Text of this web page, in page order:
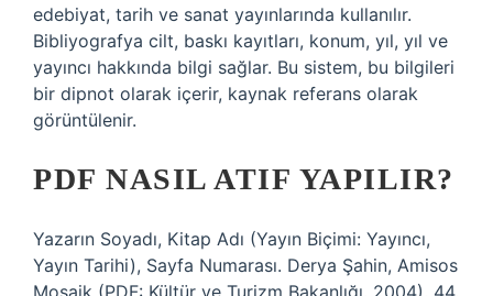
edebiyat, tarih ve sanat yayınlarında kullanılır.
Bibliyografya cilt, baskı kayıtları, konum, yıl, yıl ve
yayıncı hakkında bilgi sağlar. Bu sistem, bu bilgileri
bir dipnot olarak içerir, kaynak referans olarak
görüntülenir.
PDF NASIL ATIF YAPILIR?
Yazarın Soyadı, Kitap Adı (Yayın Biçimi: Yayıncı,
Yayın Tarihi), Sayfa Numarası. Derya Şahin, Amisos
Mosaik (PDF: Kültür ve Turizm Bakanlığı, 2004), 44.